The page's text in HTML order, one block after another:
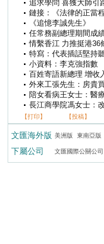
追求學問 喜獲大師引
鏈接：《法律的正當程
《追憶李誠先生》
任常務副總理期間成
情繫香江 力推挺港36
特寫：代表插話堅持
小資料：李克強指數
百姓寄語新總理 增收
外來工張先生：房貴
陪女看病王女士：醫
長江商學院馮女士：
【打印】 【投稿】
文匯海外版 美洲版 東南亞版
下屬公司 文匯國際公關公司